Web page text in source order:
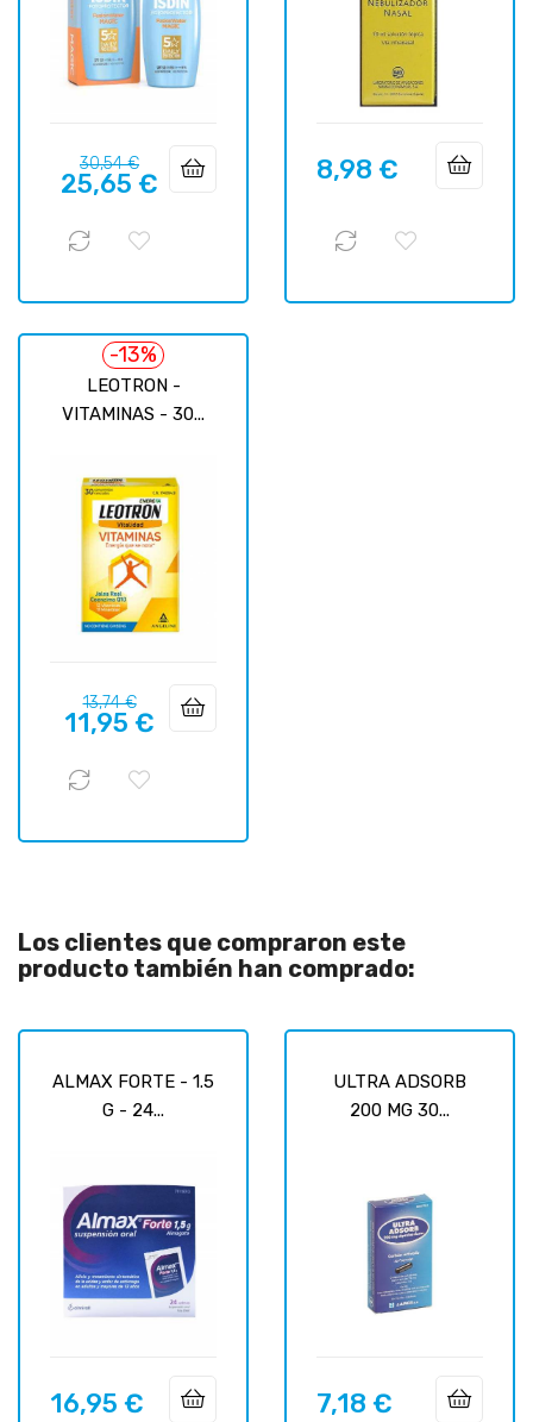
Precio
regular
30,54 €Precio
25,65 € Precio
8,98 €
LEOTRON -
VITAMINAS - 30...
-13%
Precio
regular
13,74 €Precio
11,95 €
Los clientes que compraron este
producto también han comprado:
ALMAX FORTE - 1.5
G - 24...
Precio
16,95 €
ULTRA ADSORB
200 MG 30...
Precio
7,18 €